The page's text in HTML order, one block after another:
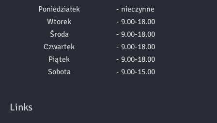
Poniedziałek
Wtorek
Środa
Czwartek
Piątek
Sobota
- nieczynne
- 9.00-18.00
- 9.00-18.00
- 9.00-18.00
- 9.00-18.00
- 9.00-15.00
Links